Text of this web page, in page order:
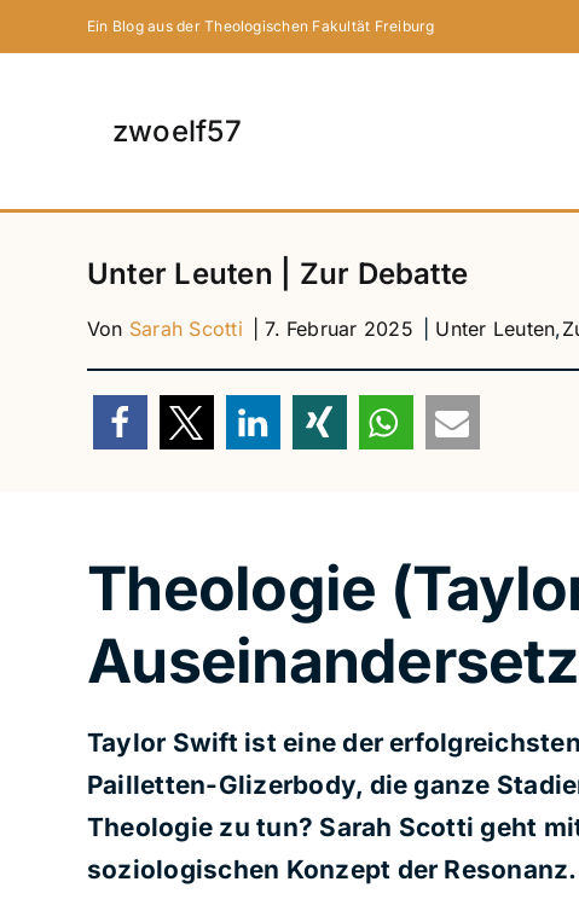
Inhalt
Ein Blog aus der Theologischen Fakultät Freiburg
zwoelf57
Unter Leuten | Zur Debatte
Von Sarah Scotti | 7. Februar 2025 Unter Leuten,
Theologie
Taylor Swift ist eine der
Pailletten-Glizerbody, die ganze
Theologie zu tun? Sarah Scotti geht
soziologischen Konzept der Resonanz.